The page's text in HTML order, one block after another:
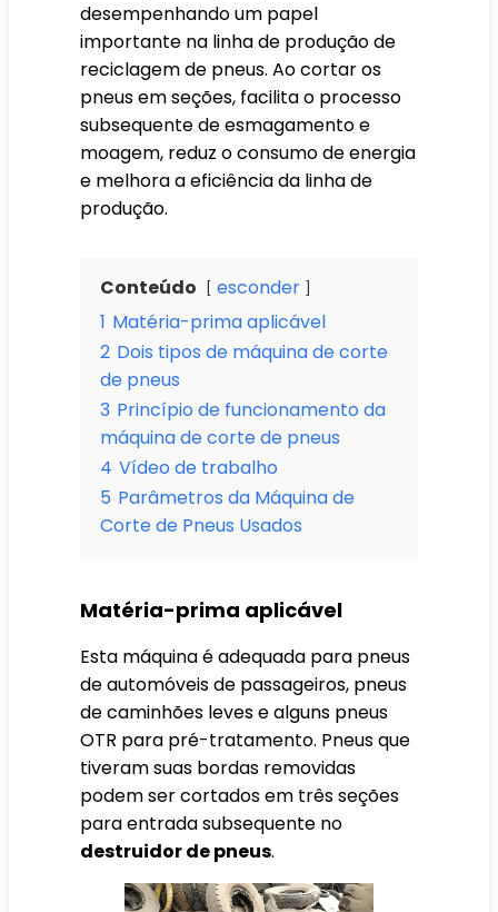
desempenhando um papel
importante na linha de produção de
reciclagem de pneus. Ao cortar os
pneus em seções, facilita o processo
subsequente de esmagamento e
moagem, reduz o consumo de energia
e melhora a eficiência da linha de
produção.
Conteúdo
esconder
1 Matéria-prima aplicável
2 Dois tipos de máquina de corte
de pneus
3 Princípio de funcionamento da
máquina de corte de pneus
4 Vídeo de trabalho
5 Parâmetros da Máquina de
Corte de Pneus Usados
Matéria-prima aplicável
Esta máquina é adequada para pneus
de automóveis de passageiros, pneus
de caminhões leves e alguns pneus
OTR para pré-tratamento. Pneus que
tiveram suas bordas removidas
podem ser cortados em três seções
para entrada subsequente no
destruidor de pneus.